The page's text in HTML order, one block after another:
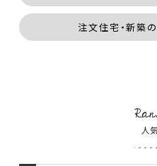
注文住宅・新築
人